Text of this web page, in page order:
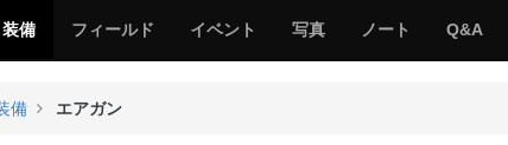
サ
ー
装備
サ
ー
フィールド
サ
イベント
み
写真
み
ノート
サ
Q&A
備 エアガン